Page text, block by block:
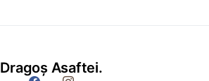
Dragoș Asaftei.